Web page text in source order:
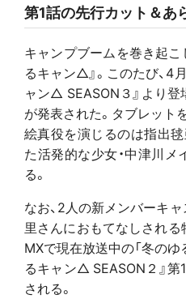
第1話の先行カット＆あ
キャンプブームを巻き起
るキャン△』。このたび、4
ャン△ SEASON３』より
が発表された。タブレット
絵真役を演じるのは指出
た活発的な少女・中津川
る。
なお、2人の新メンバーキ
里さんにおもてなしされる
MXで現在放送中の「冬の
るキャン△ SEASON２』
される。